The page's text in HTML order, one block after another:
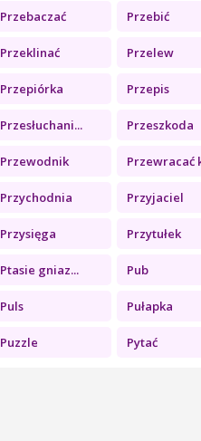
Przebaczać Przebić
Przeklinać Przelew
Przepiórka Przepis
Przesłuchani... Przeszkoda
Przewodnik Przewracać
Przychodnia Przyjaciel
Przysięga Przytułek
Ptasie gniaz... Pub
Puls Pułapka
Puzzle Pytać